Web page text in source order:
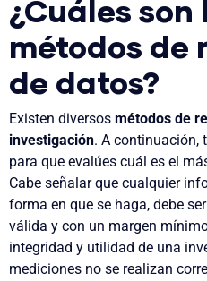
¿Cuáles son
métodos de
de datos?
Existen diversos métodos de
investigación. A continuación,
para que evalúes cuál es el
Cabe señalar que cualquier
forma en que se haga, debe
válida y con un margen
integridad y utilidad de una
mediciones no se realizan